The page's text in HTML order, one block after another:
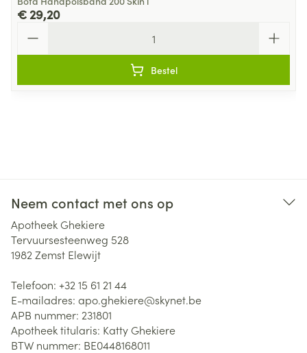
€ 29,20
Bestel
Neem contact met ons op
Apotheek Ghekiere
Tervuursesteenweg 528
1982 Zemst Elewijt
Telefoon: +32 15 61 21 44
E-mailadres: apo.ghekiere@skynet.be
APB nummer: 231801
Apotheek titularis: Katty Ghekiere
BTW nummer: BE0448168011